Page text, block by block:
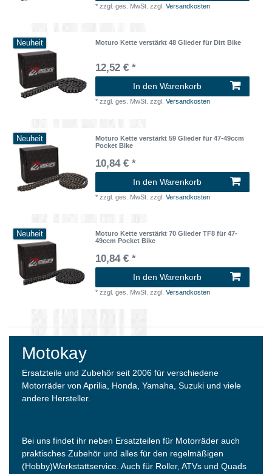
*zzgl. ges. MwSt. zzgl.Versandkosten
Neuheit Moturo Kette verstärkt 48 Glieder für Dirt Bike
12,52 € *
In den Warenkorb
*zzgl. ges. MwSt. zzgl.Versandkosten
Neuheit
Moturo Kette verstärkt 59 Glieder für 47-49ccm
Pocket Bike
10,84 € *
In den Warenkorb
*zzgl. ges. MwSt. zzgl.Versandkosten
Neuheit
Moturo Kette verstärkt 70 Glieder TF8 für 47-
49ccm Pocket Bike
10,84 € *
In den Warenkorb
*zzgl. ges. MwSt. zzgl.Versandkosten
Motokay
Ersatzteile und Zubehör seit 2006 für verschiedene
Motorräder von Aprilia, Honda, Yamaha, Suzuki und viele
andere Hersteller.
Bei uns findet ihr neben Ersatzteilen für Motorräder auch
praktisches Zubehör und alles für den regelmäßigen
(Hobby)Werkstattservice. Auch für Roller, ATVs und Quads